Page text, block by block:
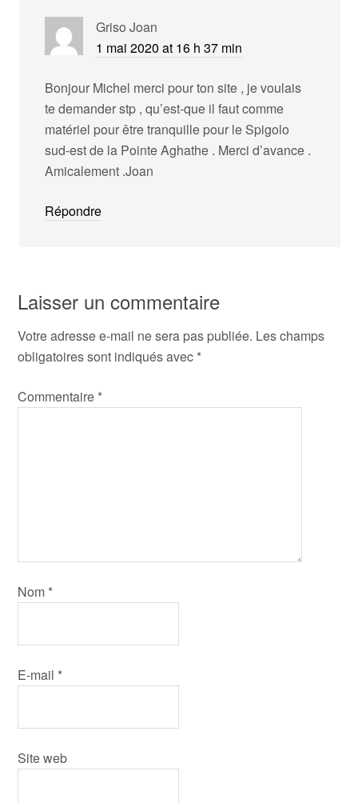
Griso Joan
1 mai 2020 at 16 h 37 min
Bonjour Michel merci pour ton site , je voulais
te demander stp , qu’est-que il faut comme
matériel pour être tranquille pour le Spigolo
sud-est de la Pointe Aghathe . Merci d’avance .
Amicalement .Joan
Répondre
Laisser un commentaire
Votre adresse e-mail ne sera pas publiée. Les champs
obligatoires sont indiqués avec *
Commentaire *
Nom *
E-mail *
Site web